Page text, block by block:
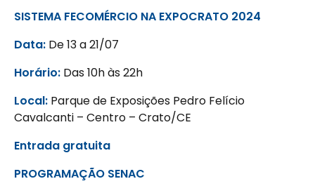
SISTEMA FECOMÉRCIO NA EXPOCRATO 2024
Data: De 13 a 21/07
Horário: Das 10h às 22h
Local: Parque de Exposições Pedro Felício
Cavalcanti – Centro – Crato/CE
Entrada gratuita
PROGRAMAÇÃO SENAC